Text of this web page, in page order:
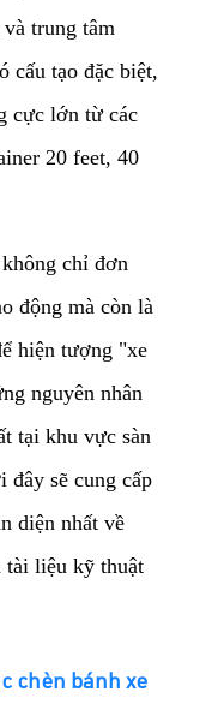
trung tâm
cấu tạo đặc biệt,
cực lớn từ các
20 feet, 40
chỉ đơn
động mà còn là
hiện tượng "xe
nguyên nhân
tại khu vực sàn
sẽ cung cấp
diện nhất về
tài liệu kỹ thuật
chèn bánh xe